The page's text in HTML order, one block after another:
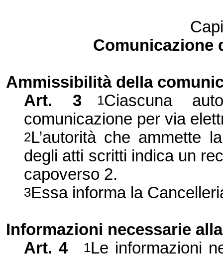
Comunicazione
Ammissibilità della
Art. 3
1Ciascuna
comunicazione per via
2L’autorità che ammette
degli atti scritti indica un
capoverso 2.
3Essa informa la
Informazioni necessarie
Art. 4
1Le informazioni